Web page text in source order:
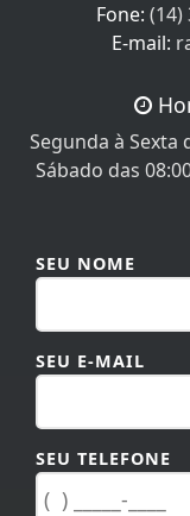
E-mail:
Segunda à
Sábado das
SEU E-MAIL
SEU TELEFONE